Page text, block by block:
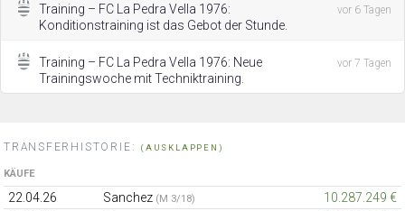
Training – FC La Pedra Vella 1976:
Konditionstraining ist das Gebot der Stunde.
vor 6 Tagen
Training – FC La Pedra Vella 1976: Neue
Trainingswoche mit Techniktraining.
vor 7 Tagen
TRANSFERHISTORIE: (AUSKLAPPEN)
KÄUFE
22.04.26 Sanchez (M 3/18)
10.287.249 €